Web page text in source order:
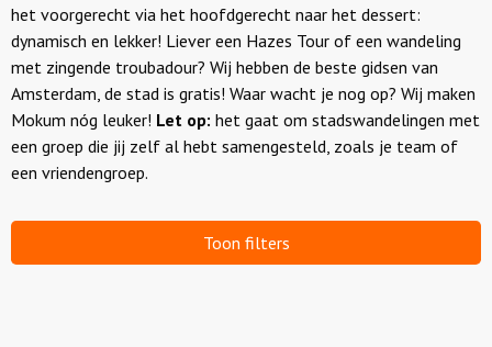
Locaties
Feesten
Over ons
het voorgerecht via het hoofdgerecht naar het dessert:
dynamisch en lekker! Liever een Hazes Tour of een wandeling
met zingende troubadour? Wij hebben de beste gidsen van
Amsterdam, de stad is gratis! Waar wacht je nog op? Wij maken
Mokum nóg leuker! Let op: het gaat om stadswandelingen met
een groep die jij zelf al hebt samengesteld, zoals je team of
een vriendengroep.
Toon filters